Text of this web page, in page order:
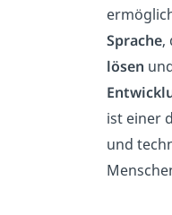
Sprache,
lösen
ist einer
und